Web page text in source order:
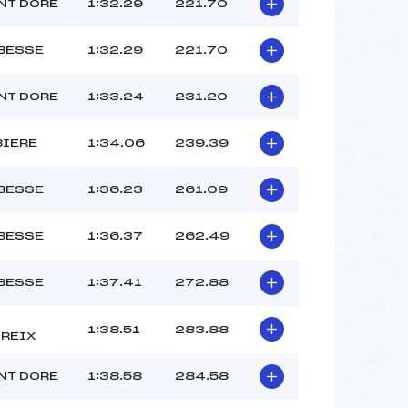
-2
DORE 1:32.29 221.70
1:32.29 221.70
DORE 1:33.24 231.20
1:34.06 239.39
1:36.23 261.09
1:36.37 262.49
1:37.41 272.88
1:38.51 283.88
DORE 1:38.58 284.58